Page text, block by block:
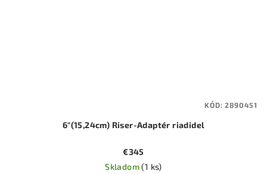
6"(15,24cm) Riser-Adaptér riadidel
€345
Skladom(1 ks)
KÓD:2890451